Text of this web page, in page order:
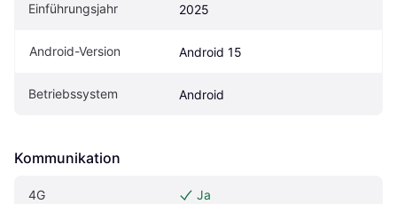
Einführungsjahr 2025
Android-Version Android 15
Betriebssystem Android
Kommunikation
4G Ja